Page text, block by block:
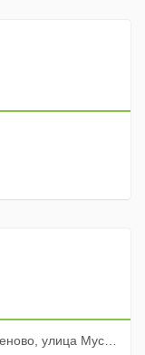
Джалиля, 13, эт. 1, оф. 1